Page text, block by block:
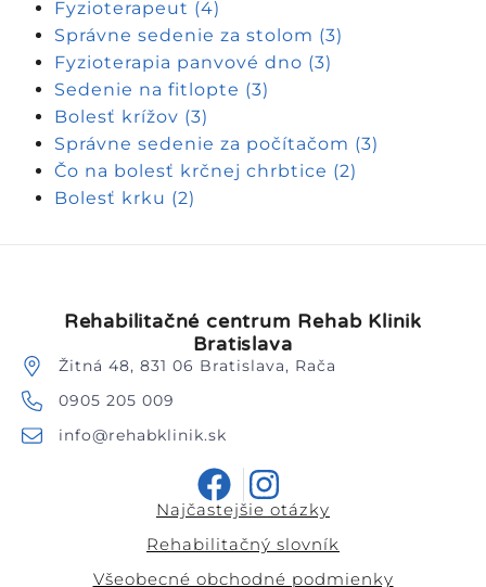
Fyzioterapeut (4)
Správne sedenie za stolom (3)
Fyzioterapia panvové dno (3)
Sedenie na fitlopte (3)
Bolesť krížov (3)
Správne sedenie za počítačom (3)
Čo na bolesť krčnej chrbtice (2)
Bolesť krku (2)
Rehabilitačné centrum Rehab Klinik
Bratislava
Žitná 48, 831 06 Bratislava, Rača
0905 205 009
info@rehabklinik.sk
Najčastejšie otázky
Rehabilitačný slovník
Všeobecné obchodné podmienky